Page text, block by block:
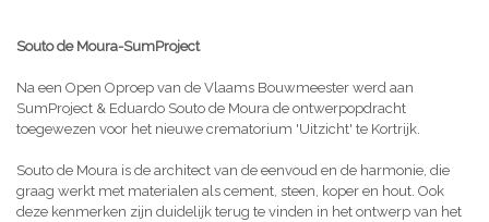
Souto de Moura-SumProject
Na een Open Oproep van de Vlaams Bouwmeester werd aan
SumProject & Eduardo Souto de Moura de ontwerpopdracht
toegewezen voor het nieuwe crematorium 'Uitzicht' te Kortrijk.
Souto de Moura is de architect van de eenvoud en de harmonie, die
graag werkt met materialen als cement, steen, koper en hout. Ook
deze kenmerken zijn duidelijk terug te vinden in het ontwerp van het